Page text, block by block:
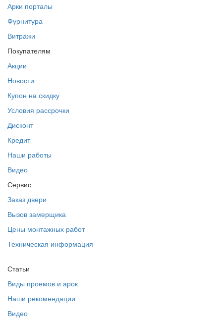
Арки порталы
Фурнитура
Витражи
Покупателям
Акции
Новости
Купон на скидку
Условия рассрочки
Дисконт
Кредит
Наши работы
Видео
Сервис
Заказ двери
Вызов замерщика
Цены монтажных работ
Техническая информация
Статьи
Виды проемов и арок
Наши рекомендации
Видео